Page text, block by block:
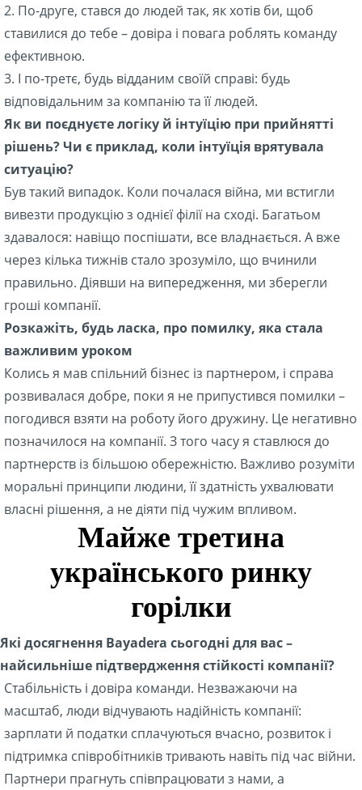
2. По-друге, стався до людей так, як хотів би, щоб
ставилися до тебе – довіра і повага роблять команду
ефективною.
3. І по-третє, будь відданим своїй справі: будь
відповідальним за компанію та її людей.
Як ви поєднуєте логіку й інтуїцію при прийнятті
рішень? Чи є приклад, коли інтуїція врятувала
ситуацію?
Був такий випадок. Коли почалася війна, ми встигли
вивезти продукцію з однієї філії на сході. Багатьом
здавалося: навіщо поспішати, все владнається. А вже
через кілька тижнів стало зрозуміло, що вчинили
правильно. Діявши на випередження, ми зберегли
гроші компанії.
Розкажіть, будь ласка, про помилку, яка стала
важливим уроком
Колись я мав спільний бізнес із партнером, і справа
розвивалася добре, поки я не припустився помилки –
погодився взяти на роботу його дружину. Це негативно
позначилося на компанії. З того часу я ставлюся до
партнерств із більшою обережністю. Важливо розуміти
моральні принципи людини, її здатність ухвалювати
власні рішення, а не діяти під чужим впливом.
Майже третина
українського ринку
горілки
Які досягнення Bayadera сьогодні для вас –
найсильніше підтвердження стійкості компанії?
Стабільність і довіра команди. Незважаючи на
масштаб, люди відчувають надійність компанії:
зарплати й податки сплачуються вчасно, розвиток і
підтримка співробітників тривають навіть під час війни.
Партнери прагнуть співпрацювати з нами, а